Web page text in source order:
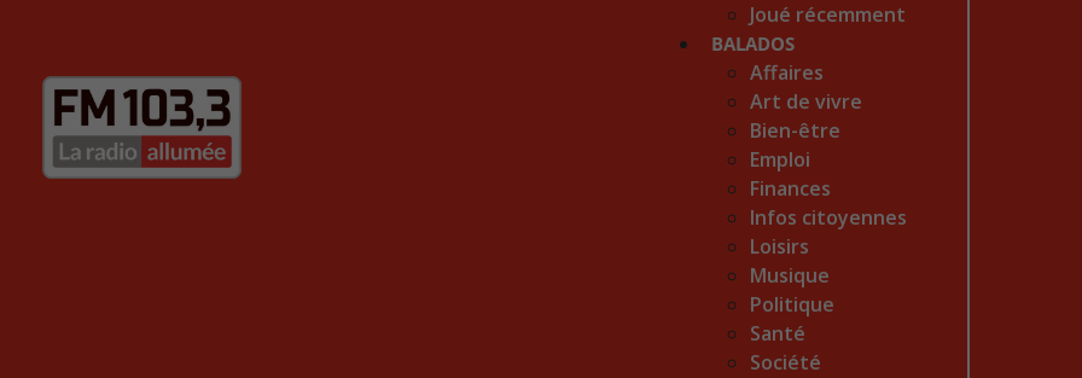
Joué récemment
BALADOS
Affaires
Art de vivre
Bien-être
Emploi
Finances
Infos citoyennes
Loisirs
Musique
Politique
Santé
Société